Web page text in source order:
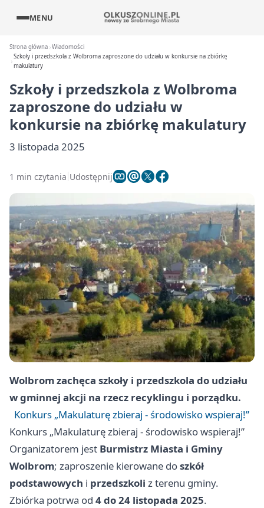
MENU
Strona główna Wiadomości
Szkoły i przedszkola z Wolbroma zaproszone do udziału w konkursie na zbiórkę
makulatury
Szkoły i przedszkola z Wolbroma
zaproszone do udziału w
konkursie na zbiórkę makulatury
3 listopada 2025
1 min czytania Udostępnij
Wolbrom zachęca szkoły i przedszkola do udziału
w gminnej akcji na rzecz recyklingu i porządku.
Konkurs „Makulaturę zbieraj - środowisko wspieraj!”
Konkurs „Makulaturę zbieraj - środowisko wspieraj!”
Organizatorem jest Burmistrz Miasta i Gminy
Wolbrom; zaproszenie kierowane doszkół
podstawowych i przedszkoli z terenu gminy.
Zbiórka potrwa od 4 do 24 listopada 2025.